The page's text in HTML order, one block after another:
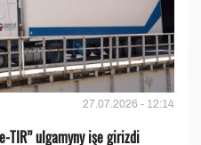
27.07.2026 - 12:14
TIR” ulgamyny işe girizdi